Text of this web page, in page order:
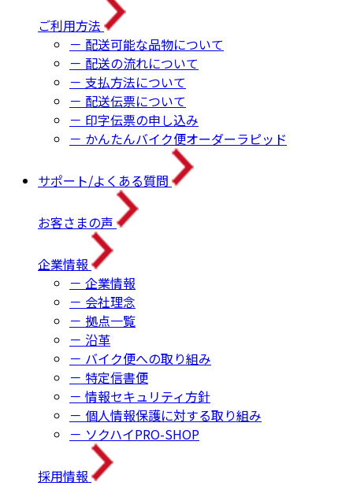
ご利用方法
－ 配送可能な品物について
－ 配送の流れについて
－ 支払方法について
－ 配送伝票について
－ 印字伝票の申し込み
－ かんたんバイク便オーダーラピッド
サポート/よくある質問
お客さまの声
企業情報
－ 企業情報
－ 会社理念
－ 拠点一覧
－ 沿革
－ バイク便への取り組み
－ 特定信書便
－ 情報セキュリティ方針
－ 個人情報保護に対する取り組み
－ ソクハイPRO-SHOP
採用情報